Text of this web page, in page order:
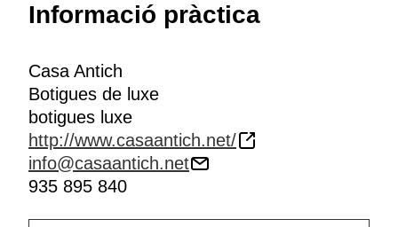
Informació pràctica
Casa Antich
Botigues de luxe
botigues luxe
http://www.casaantich.net/
info@casaantich.net
935 895 840